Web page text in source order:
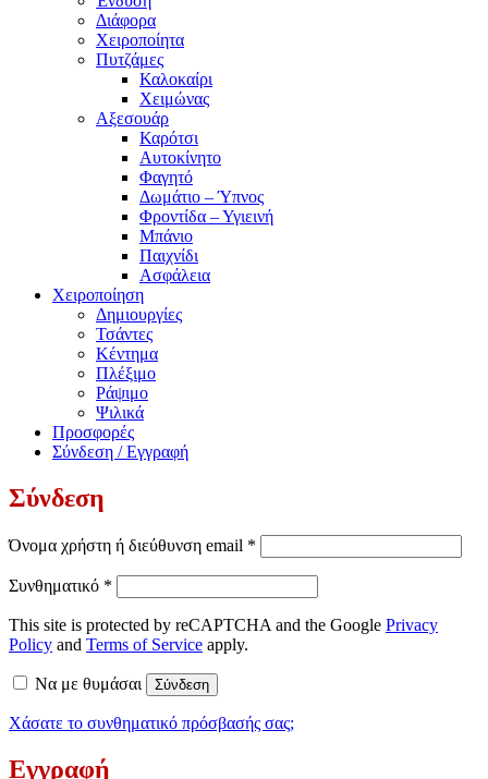
Διάφορα
Χειροποίητα
Πυτζάμες
Καλοκαίρι
Χειμώνας
Αξεσουάρ
Καρότσι
Αυτοκίνητο
Φαγητό
Δωμάτιο – Ύπνος
Φροντίδα – Υγιεινή
Μπάνιο
Παιχνίδι
Ασφάλεια
Χειροποίηση
Δημιουργίες
Τσάντες
Κέντημα
Πλέξιμο
Ράψιμο
Ψιλικά
Προσφορές
Σύνδεση / Εγγραφή
Σύνδεση
Όνομα χρήστη ή διεύθυνση email *
Συνθηματικό *
This site is protected by reCAPTCHA and the Google Privacy
Policy and Terms of Service apply.
Να με θυμάσαι Σύνδεση
Χάσατε το συνθηματικό πρόσβασής σας;
Εγγραφή